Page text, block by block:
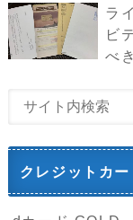
ラ
ビ
べ
クレジットカ